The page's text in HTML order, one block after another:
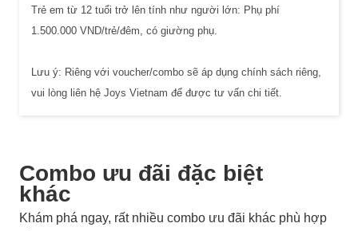
Trẻ em từ 12 tuổi trở lên tính như người lớn: Phụ phí
1.500.000 VND/trẻ/đêm, có giường phụ.
Lưu ý: Riêng với voucher/combo sẽ áp dụng chính sách riêng,
vui lòng liên hệ Joys Vietnam để được tư vấn chi tiết.
Combo ưu đãi đặc biệt
khác
Khám phá ngay, rất nhiều combo ưu đãi khác phù hợp